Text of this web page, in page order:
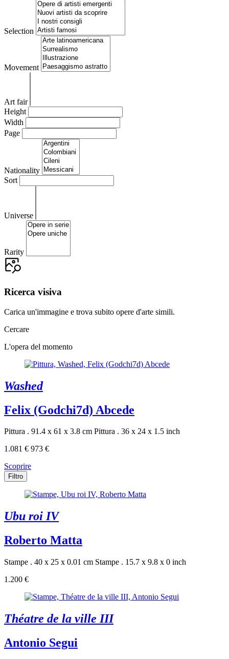
Selection
Movement
Art fair
Height
Width
Page
Nationality
Sort
Universe
Rarity
Ricerca visiva
Carica un'immagine e trova subito opere d'arte simili.
Cercare
L'opera del momento
Washed
Felix (Godchi7d) Abcede
Pittura . 91.4 x 61 x 3.8 cm Pittura . 36 x 24 x 1.5 inch
1.081 € 973 €
Scoprire
Filtro
Ubu roi IV
Roberto Matta
Stampe . 40 x 25 x 0.01 cm Stampe . 15.7 x 9.8 x 0 inch
1.200 €
Théatre de la ville III
Antonio Segui